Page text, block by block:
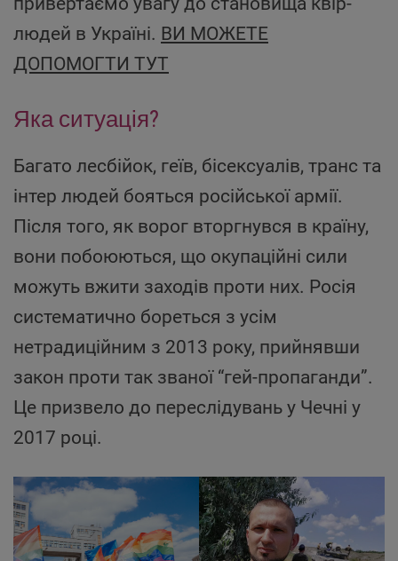
людей в Україні. ВИ МОЖЕТЕ
ДОПОМОГТИ ТУТ
Яка ситуація?
Багато лесбійок, геїв, бісексуалів, транс та
інтер людей бояться російської армії.
Після того, як ворог вторгнувся в країну,
вони побоюються, що окупаційні сили
можуть вжити заходів проти них. Росія
систематично бореться з усім
нетрадиційним з 2013 року, прийнявши
закон проти так званої “гей-пропаганди”.
Це призвело до переслідувань у Чечні у
2017 році.